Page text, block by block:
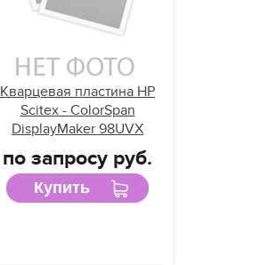
Кварцевая пластина HP
Scitex - ColorSpan
DisplayMaker 98UVX
по запросу руб.
Купить